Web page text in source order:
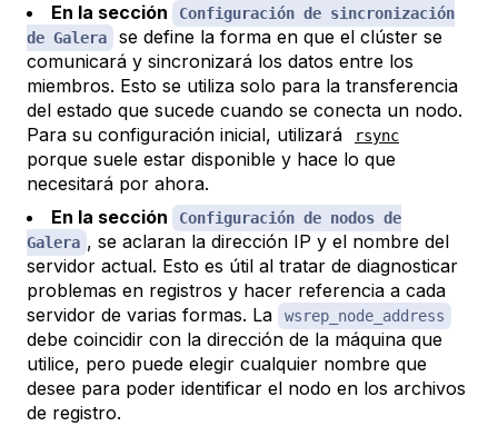
En la sección
Configuración de sincronización
de Galera
se define la forma en que el clúster se
comunicará y sincronizará los datos entre los
miembros. Esto se utiliza solo para la transferencia
del estado que sucede cuando se conecta un nodo.
Para su configuración inicial, utilizará
rsync
porque suele estar disponible y hace lo que
necesitará por ahora.
En la sección
Configuración de nodos de
Galera , se aclaran la dirección IP y el nombre del
servidor actual. Esto es útil al tratar de diagnosticar
problemas en registros y hacer referencia a cada
servidor de varias formas. La
wsrep_node_address
debe coincidir con la dirección de la máquina que
utilice, pero puede elegir cualquier nombre que
desee para poder identificar el nodo en los archivos
de registro.